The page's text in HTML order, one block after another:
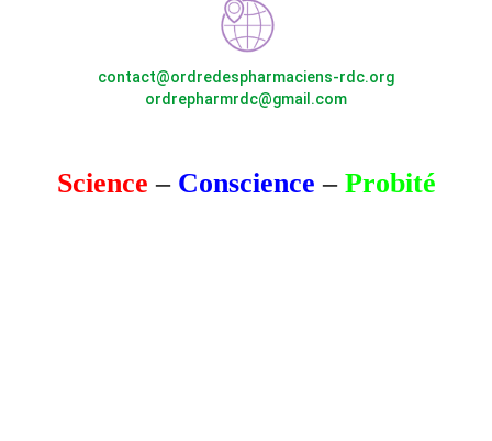
contact@ordredespharmaciens-rdc.org
ordrepharmrdc@gmail.com
Science – Conscience – Probité